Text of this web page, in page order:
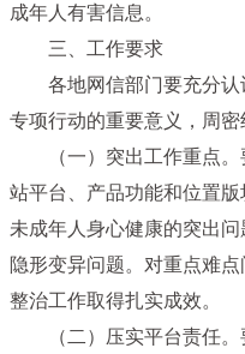
成年人有害信息。
三、工作要求
各地网信部门要充分
专项行动的重要意义，周密
（一）突出工作重点。
站平台、产品功能和位置
未成年人身心健康的突出问
隐形变异问题。对重点难
整治工作取得扎实成效。
（二）压实平台责任。